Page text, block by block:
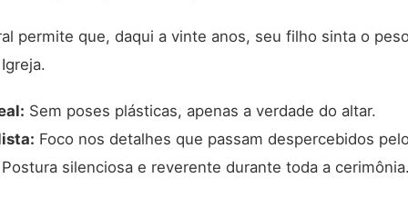
permite que, daqui a vinte anos, seu filho sinta o
Sem poses plásticas, apenas a verdade do altar.
Foco nos detalhes que passam despercebidos
silenciosa e reverente durante toda a